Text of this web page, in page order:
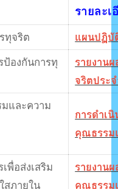
รายละ
ทุจริต แผนปฏิบั
ป้องกันการทุ
รายงาน
จริตประ
และความ
การดำเ
คุณธรรม
พื่อส่งเสริม
สภายใน
รายงาน
คุณธรรม